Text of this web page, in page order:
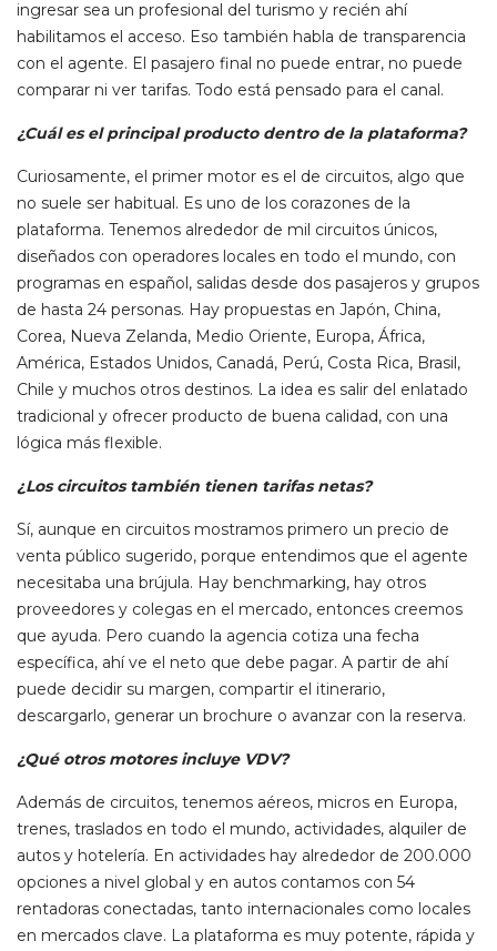
ingresar sea un profesional del turismo y recién ahí
habilitamos el acceso. Eso también habla de transparencia
con el agente. El pasajero final no puede entrar, no puede
comparar ni ver tarifas. Todo está pensado para el canal.
¿Cuál es el principal producto dentro de la plataforma?
Curiosamente, el primer motor es el de circuitos, algo que
no suele ser habitual. Es uno de los corazones de la
plataforma. Tenemos alrededor de mil circuitos únicos,
diseñados con operadores locales en todo el mundo, con
programas en español, salidas desde dos pasajeros y grupos
de hasta 24 personas. Hay propuestas en Japón, China,
Corea, Nueva Zelanda, Medio Oriente, Europa, África,
América, Estados Unidos, Canadá, Perú, Costa Rica, Brasil,
Chile y muchos otros destinos. La idea es salir del enlatado
tradicional y ofrecer producto de buena calidad, con una
lógica más flexible.
¿Los circuitos también tienen tarifas netas?
Sí, aunque en circuitos mostramos primero un precio de
venta público sugerido, porque entendimos que el agente
necesitaba una brújula. Hay benchmarking, hay otros
proveedores y colegas en el mercado, entonces creemos
que ayuda. Pero cuando la agencia cotiza una fecha
específica, ahí ve el neto que debe pagar. A partir de ahí
puede decidir su margen, compartir el itinerario,
descargarlo, generar un brochure o avanzar con la reserva.
¿Qué otros motores incluye VDV?
Además de circuitos, tenemos aéreos, micros en Europa,
trenes, traslados en todo el mundo, actividades, alquiler de
autos y hotelería. En actividades hay alrededor de 200.000
opciones a nivel global y en autos contamos con 54
rentadoras conectadas, tanto internacionales como locales
en mercados clave. La plataforma es muy potente, rápida y